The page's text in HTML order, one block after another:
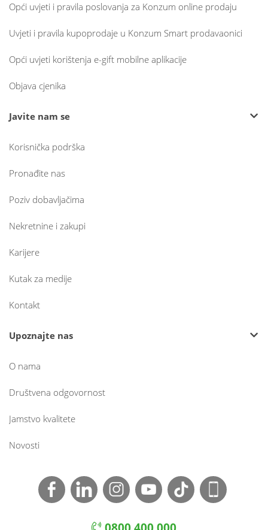
Opći uvjeti i pravila poslovanja za Konzum online prodaju
Uvjeti i pravila kupoprodaje u Konzum Smart prodavaonici
Opći uvjeti korištenja e-gift mobilne aplikacije
Objava cjenika
Javite nam se
Korisnička podrška
Pronađite nas
Poziv dobavljačima
Nekretnine i zakupi
Karijere
Kutak za medije
Kontakt
Upoznajte nas
O nama
Društvena odgovornost
Jamstvo kvalitete
Novosti